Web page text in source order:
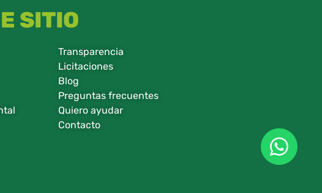
SITIO
Transparencia
Licitaciones
Blog
Preguntas frecuentes
Quiero ayudar
Contacto